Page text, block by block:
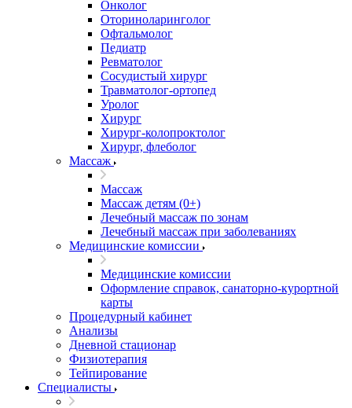
Онколог
Оториноларинголог
Офтальмолог
Педиатр
Ревматолог
Сосудистый хирург
Травматолог-ортопед
Уролог
Хирург
Хирург-колопроктолог
Хирург, флеболог
Массаж
Массаж
Массаж детям (0+)
Лечебный массаж по зонам
Лечебный массаж при заболеваниях
Медицинские комиссии
Медицинские комиссии
Оформление справок, санаторно-курортной
карты
Процедурный кабинет
Анализы
Дневной стационар
Физиотерапия
Тейпирование
Специалисты